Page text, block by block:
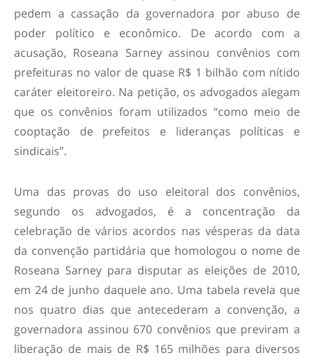
pedem a cassação da governadora por abuso de
poder político e econômico. De acordo com a
acusação, Roseana Sarney assinou convênios com
prefeituras no valor de quase R$ 1 bilhão com nítido
caráter eleitoreiro. Na petição, os advogados alegam
que os convênios foram utilizados “como meio de
cooptação de prefeitos e lideranças políticas e
sindicais”.
Uma das provas do uso eleitoral dos convênios,
segundo os advogados, é a concentração da
celebração de vários acordos nas vésperas da data
da convenção partidária que homologou o nome de
Roseana Sarney para disputar as eleições de 2010,
em 24 de junho daquele ano. Uma tabela revela que
nos quatro dias que antecederam a convenção, a
governadora assinou 670 convênios que previram a
liberação de mais de R$ 165 milhões para diversos